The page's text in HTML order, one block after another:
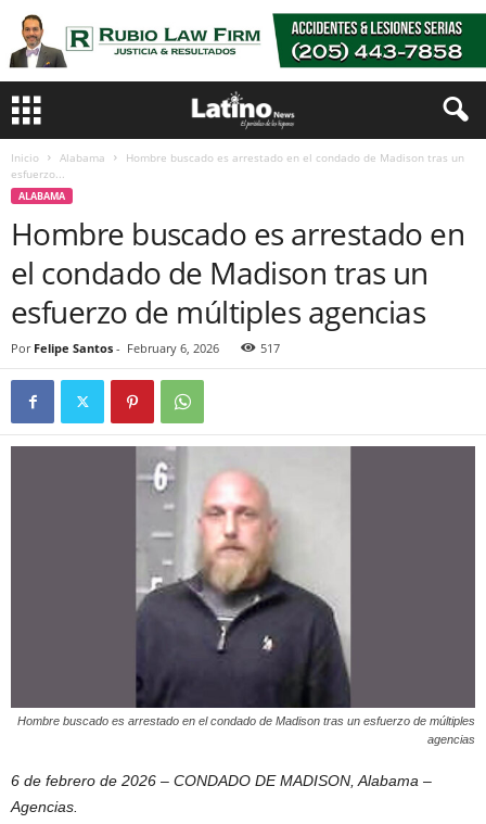
Inicio Alabama
Hombre buscado es arrestado en el condado de Madison tras un
esfuerzo...
ALABAMA
Hombre buscado es arrestado en
el condado de Madison tras un
esfuerzo de múltiples agencias
Por Felipe Santos - February 6, 2026 517
Hombre buscado es arrestado en el condado de Madison tras un esfuerzo de múltiples
agencias
6 de febrero de 2026 – CONDADO DE MADISON, Alabama –
Agencias.